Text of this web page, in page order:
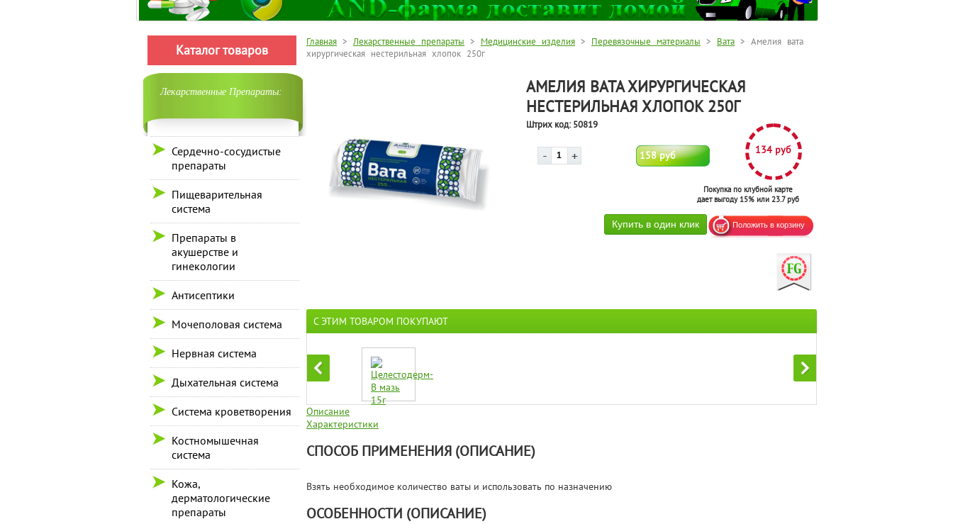
Каталог товаров
Лекарственные Препараты:
Сердечно-сосудистые
препараты
Пищеварительная
система
Препараты в
акушерстве и
гинекологии
Антисептики
Мочеполовая система
Нервная система
Дыхательная система
Система кроветворения
Костномышечная
система
Кожа,
дерматологические
препараты
Главная > Лекарственные препараты > Медицинские изделия > Перевязочные материалы > Вата > Амелия вата
хирургическая нестерильная хлопок 250г
АМЕЛИЯ ВАТА ХИРУРГИЧЕСКАЯ
НЕСТЕРИЛЬНАЯ ХЛОПОК 250Г
Штрих код:50819
158 руб 134 руб
Покупка по клубной карте
дает выгоду 15% или 23.7 руб
С ЭТИМ ТОВАРОМ ПОКУПАЮТ
Описание
Характеристики
СПОСОБ ПРИМЕНЕНИЯ (ОПИСАНИЕ)
Взять необходимое количество ваты и использовать по назначению
ОСОБЕННОСТИ (ОПИСАНИЕ)